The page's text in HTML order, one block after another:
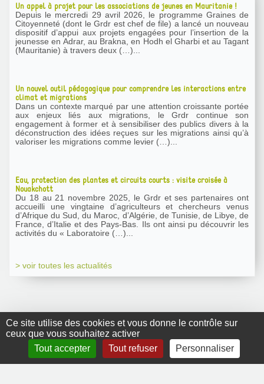
Ce site utilise des cookies et vous donne le contrôle sur
ceux que vous souhaitez activer
Tout accepter
Tout refuser Personnaliser
Un appel à projet pour les associations de jeunes en Mauritanie !
Depuis le mercredi 29 avril 2026, le programme Graines de
Citoyenneté (dont le Grdr est chef de file) a lancé un nouveau
dispositif d’appui aux projets engagées pour l’insertion de la
jeunesse en Adrar, au Brakna, en Hodh el Gharbi et au Tagant
(Mauritanie) à travers deux (…)...
Un nouvel outil pédagogique pour comprendre les interactions entre
climat et migrations
Dans un contexte marqué par une attention croissante portée
aux enjeux liés aux migrations, le Grdr continue son
engagement à former et à sensibiliser des publics divers à la
déconstruction des idées reçues sur les migrations ainsi qu’à
valoriser les migrations comme levier (…)...
Eau, protection des plantes et circuits courts : visite croisée à
Nouakchott
Du 18 au 21 novembre 2025, le Grdr et ses partenaires ont
accueilli une vingtaine d’agriculteurs et chercheurs venus
d’Afrique du Sud, du Maroc, d’Algérie, de Tunisie, de Libye, de
France, d’Italie et des Pays-Bas. Ils ont ainsi pu découvrir les
activités du « Laboratoire (…)...
> voir toutes les actualités
GRDR Copyright
2010 |RSS|Plan du site|Mentions légales|Contact